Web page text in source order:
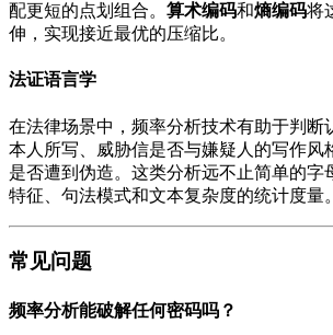
配更短的点划组合。 算术编码和熵编码将
伸，实现接近最优的压缩比。
法证语言学
在法律场景中，频率分析技术有助于判断
本人所写、威胁信是否与嫌疑人的写作风
是否遭到伪造。这类分析远不止简单的字
特征、句法模式和文本复杂度的统计度量。
常见问题
频率分析能破解任何密码吗？